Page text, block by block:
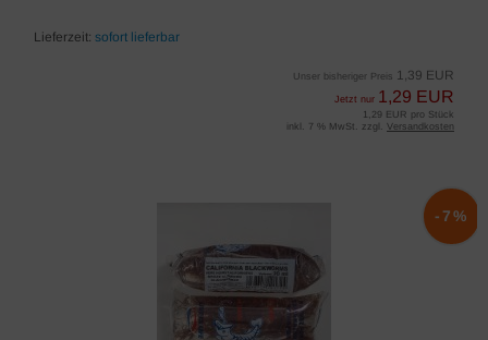
Lieferzeit: sofort lieferbar
Unser bisheriger Preis 1,39 EUR
Jetzt nur 1,29 EUR
1,29 EUR pro Stück
inkl. 7 % MwSt. zzgl. Versandkosten
-7%